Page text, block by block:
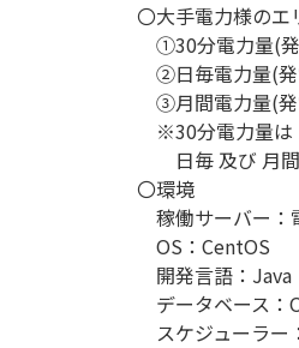
〇大手電力様のエ
①30分電力量(発
②日毎電力量(発
③月間電力量(発
※30分電力量は
日毎 及び 月間
〇環境
稼働サーバー：
OS：CentOS
開発言語：Java
データベース：
スケジューラー